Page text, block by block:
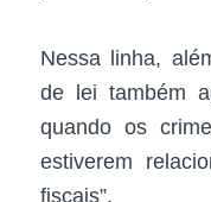
Nessa linha,
de lei também
quando os
estiverem
fiscais”.